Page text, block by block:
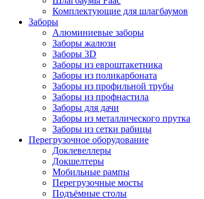
Комплектующие для шлагбаумов
Заборы
Алюминиевые заборы
Заборы жалюзи
Заборы 3D
Заборы из евроштакетника
Заборы из поликарбоната
Заборы из профильной трубы
Заборы из профнастила
Заборы для дачи
Заборы из металлического прутка
Заборы из сетки рабицы
Перегрузочное оборудование
Доклевеллеры
Докшелтеры
Мобильные рампы
Перегрузочные мосты
Подъёмные столы